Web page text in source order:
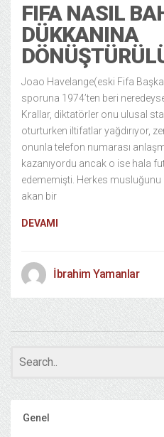
FIFA NASIL
DÜKKANINA
Joao Havelange(eski Fifa
sporuna 1974’ten beri
Krallar, diktatörler onu ulusal
oturturken iltifatlar yağdırıyor,
onunla telefon numarası
kazanıyordu ancak o ise hala
edememişti. Herkes
akan bir
DEVAMI
İbrahim Yamanlar
Genel